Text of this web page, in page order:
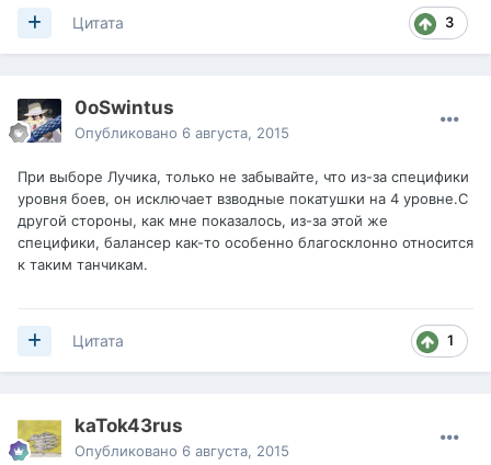
3
Цитата
0oSwintus
Опубликовано 6 августа, 2015
При выборе Лучика, только не забывайте, что из-за специфики
уровня боев, он исключает взводные покатушки на 4 уровне.С
другой стороны, как мне показалось, из-за этой же
специфики, балансер как-то особенно благосклонно относится
к таким танчикам.
1
Цитата
kaTok43rus
Опубликовано 6 августа, 2015